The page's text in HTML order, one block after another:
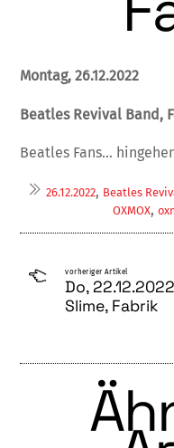
Montag, 26.12.2022
Beatles Revival Band,
Beatles Fans…
26.12.2022, Beatles
OXMOX,
vorheriger Artikel
Do,
Slime, Fabrik